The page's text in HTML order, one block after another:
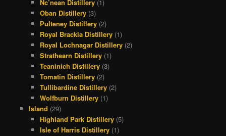
Nc’nean Distillery (1)
Oban Distillery (3)
Pulteney Distillery (2)
Royal Brackla Distillery (1)
Royal Lochnagar Distillery (2)
Strathearn Distillery (1)
Teaninich Distillery (3)
Tomatin Distillery (2)
Tullibardine Distillery (2)
Wolfburn Distillery (1)
Island (29)
Highland Park Distillery (5)
Isle of Harris Distillery (1)